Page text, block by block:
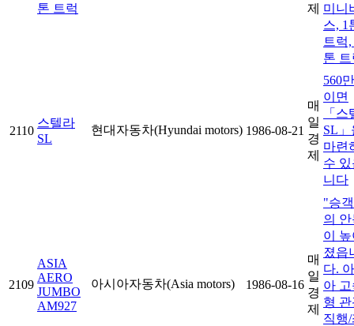
톤 트럭
제 미니
스, 1
트럭,
톤
2110
스텔라
SL
현대자동차(Hyundai motors) 1986-08-21
매
일
경
제
560
이면
「
SL」
마련
수
니다
2109
ASIA
AERO
JUMBO
AM927
아시아자동차(Asia motors) 1986-08-16
매
일
경
제
"승
의
이
졌읍
다.
아
형
직행